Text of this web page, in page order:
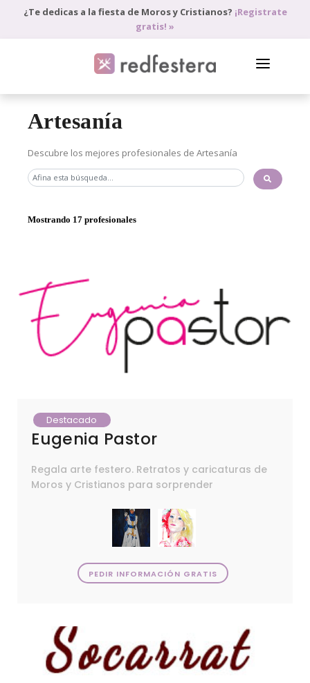
¿Te dedicas a la fiesta de Moros y Cristianos? ¡Registrate
gratis! »
BLOG
Artesanía
Descubre los mejores profesionales de Artesanía
Mostrando 17 profesionales
Destacado
Eugenia Pastor
Regala arte festero. Retratos y caricaturas de
Moros y Cristianos para sorprender
PEDIR INFORMACIÓN GRATIS